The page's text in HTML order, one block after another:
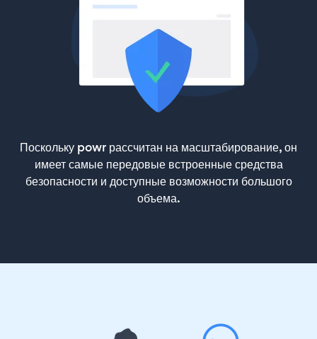
Поскольку powr рассчитан на масштабирование, он
имеет самые передовые встроенные средства
безопасности и доступные возможности большого
объема.